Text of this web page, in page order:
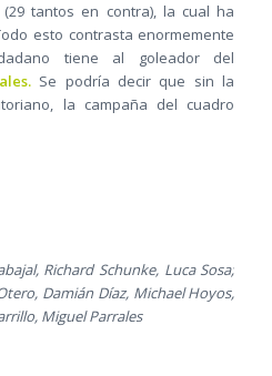
tantos en contra), la cual ha
esto contrasta enormemente
tiene al goleador del
Se podría decir que sin la
la campaña del cuadro
Richard Schunke, Luca Sosa;
Damián Díaz, Michael Hoyos,
Miguel Parrales